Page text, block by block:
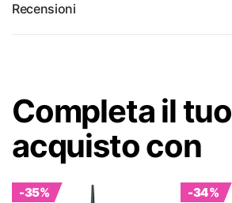
Recensioni
Completa il tuo
acquisto con
-35% -34%